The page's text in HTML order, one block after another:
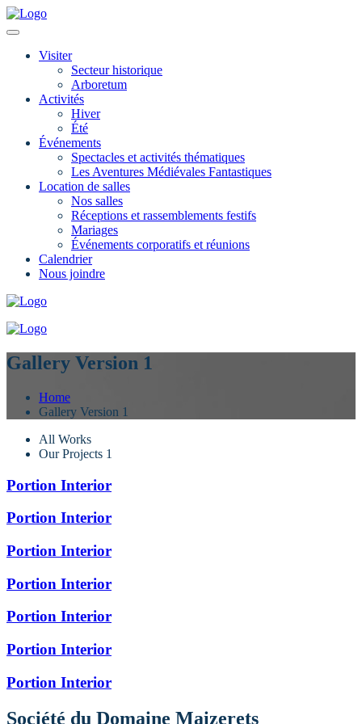
Visiter
Secteur historique
Arboretum
Activités
Hiver
Été
Événements
Spectacles et activités thématiques
Les Aventures Médiévales Fantastiques
Location de salles
Nos salles
Réceptions et rassemblements festifs
Mariages
Événements corporatifs et réunions
Calendrier
Nous joindre
Gallery Version 1
Home
Gallery Version 1
All Works
Our Projects 1
Portion Interior
Portion Interior
Portion Interior
Portion Interior
Portion Interior
Portion Interior
Portion Interior
Société du Domaine Maizerets